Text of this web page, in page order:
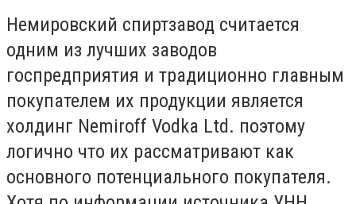
Немировский спиртзавод считается
одним из лучших заводов
госпредприятия и традиционно главным
покупателем их продукции является
холдинг Nemiroff Vodka Ltd. поэтому
логично что их рассматривают как
основного потенциального покупателя.